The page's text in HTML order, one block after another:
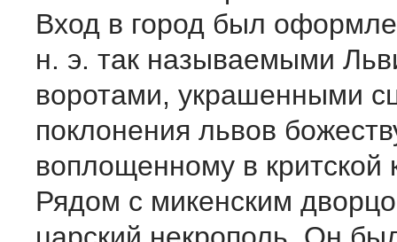
Вход в город был
н. э. так называемыми
воротами, украшенными
поклонения львов
воплощенному в критской
Рядом с микенским